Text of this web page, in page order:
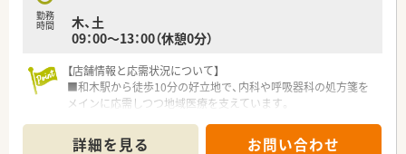
勤務
時間
木、土
09：00～13：00（休憩0分）
【店舗情報と応需状況について】
■和木駅から徒歩10分の好立地で、内科や呼吸器科の処方箋を
メインに応需しつつ地域医療を支えています。
しており、ゆとりを持って業務に励めます。
詳細を見る お問い合わせ